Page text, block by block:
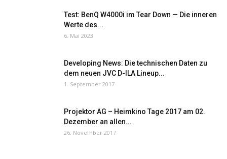
Test: BenQ W4000i im Tear Down — Die inneren
Werte des...
6. Mai 2023
Developing News: Die technischen Daten zu
dem neuen JVC D-ILA Lineup...
1. September 2017
Projektor AG – Heimkino Tage 2017 am 02.
Dezember an allen...
26. November 2017